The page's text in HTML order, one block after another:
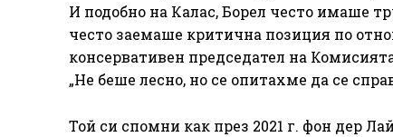
И подобно на Калас, Борел често имаше
често заемаше критична позиция по
консервативен председател на
„Не беше лесно, но се опитахме да се
Той си спомни как през 2021 г. фон дер